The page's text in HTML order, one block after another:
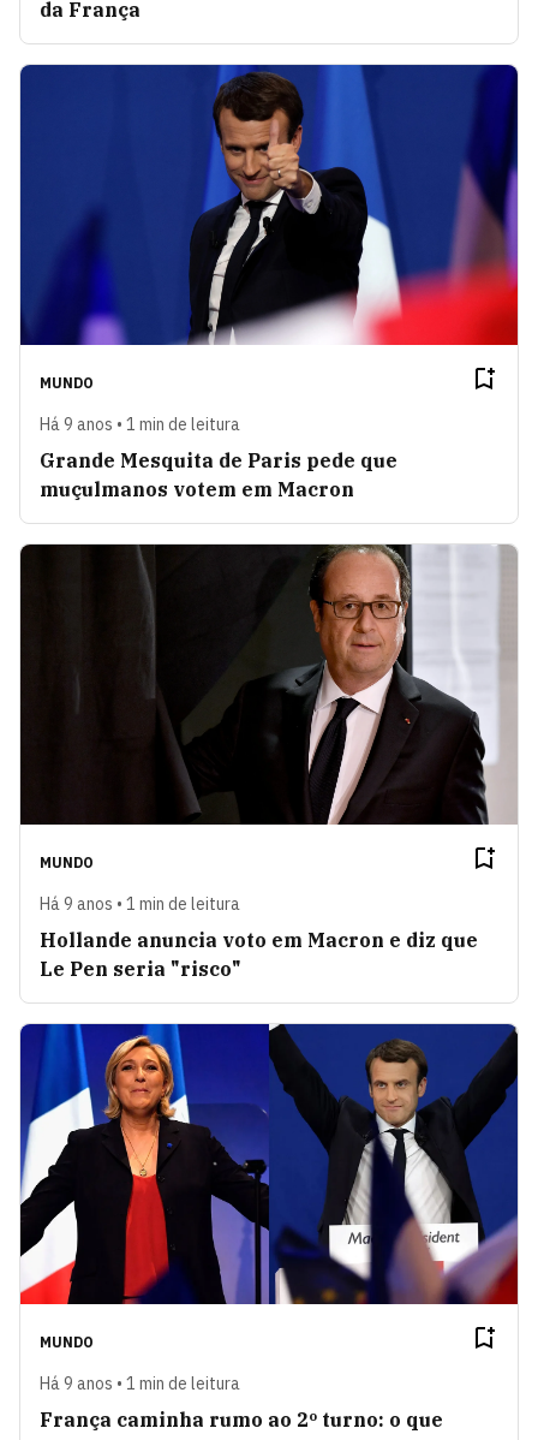
da França
MUNDO
Há 9 anos • 1 min de leitura
Grande Mesquita de Paris pede que
muçulmanos votem em Macron
MUNDO
Há 9 anos • 1 min de leitura
Hollande anuncia voto em Macron e diz que
Le Pen seria "risco"
MUNDO
Há 9 anos • 1 min de leitura
França caminha rumo ao 2º turno: o que